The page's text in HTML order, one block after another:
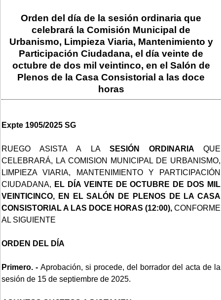
Orden del día de la sesión ordinaria que
celebrará la Comisión Municipal de
Urbanismo, Limpieza Viaria, Mantenimiento y
Participación Ciudadana, el día veinte de
octubre de dos mil veintinco, en el Salón de
Plenos de la Casa Consistorial a las doce
horas
Expte 1905/2025 SG
RUEGO ASISTA A LA SESIÓN ORDINARIAQUE
CELEBRARÁ, LA COMISION MUNICIPAL DE URBANISMO,
LIMPIEZA VIARIA, MANTENIMIENTO Y PARTICIPACIÓN
CIUDADANA, EL DÍA VEINTE DE OCTUBRE DE DOS MIL
VEINTICINCO, EN EL SALÓN DE PLENOS DE LA CASA
CONSISTORIAL A LAS DOCE HORAS (12:00), CONFORME
AL SIGUIENTE
ORDEN DEL DÍA
Primero. - Aprobación, si procede, del borrador del acta de la
sesión de 15 de septiembre de 2025.